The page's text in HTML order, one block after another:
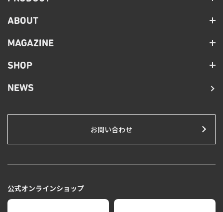
ABOUT
MAGAZINE
SHOP
NEWS
お問い合わせ
公式オンラインショップ